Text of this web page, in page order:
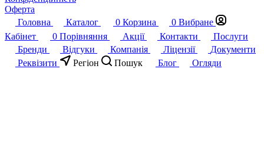
Оферта
Головна
Каталог 0 Корзина 0 Вибране
Кабінет
0 Порівняння Акції Контакти
Послуги
Бренди
Відгуки Компанія Ліцензії
Документи
Реквізити
Регіон Пошук Блог Огляди